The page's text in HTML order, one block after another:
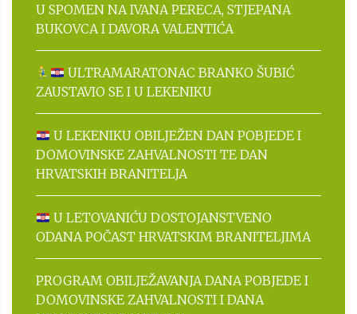
U SPOMEN NA IVANA PERECA, STJEPANA
BUKOVCA I DAVORA VALENTIĆA
ULTRAMARATONAC BRANKO ŠUBIĆ
ZAUSTAVIO SE I U LEKENIKU
U LEKENIKU OBILJEŽEN DAN POBJEDE I
DOMOVINSKE ZAHVALNOSTI TE DAN
HRVATSKIH BRANITELJA
U LETOVANIĆU DOSTOJANSTVENO
ODANA POČAST HRVATSKIM BRANITELJIMA
PROGRAM OBILJEŽAVANJA DANA POBJEDE I
DOMOVINSKE ZAHVALNOSTI I DANA